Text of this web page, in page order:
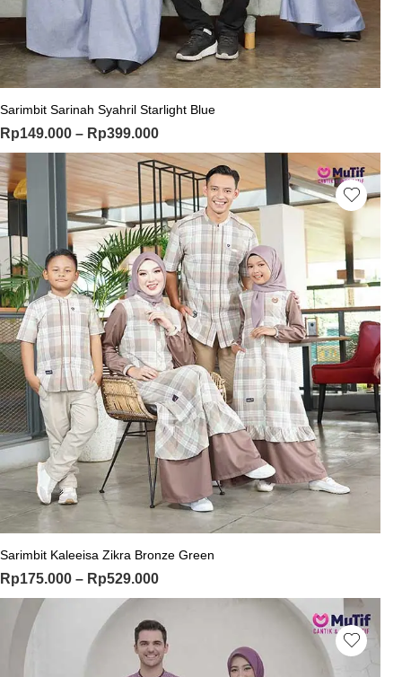
Sarimbit Sarinah Syahril Starlight Blue
Rp149.000 – Rp399.000
Sarimbit Kaleeisa Zikra Bronze Green
Rp175.000 – Rp529.000